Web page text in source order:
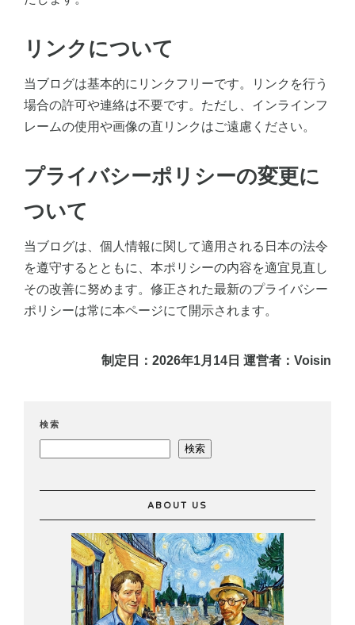
リンクについて
当ブログは基本的にリンクフリーです。リンクを行う
場合の許可や連絡は不要です。ただし、インラインフ
レームの使用や画像の直リンクはご遠慮ください。
プライバシーポリシーの変更に
ついて
当ブログは、個人情報に関して適用される日本の法令
を遵守するとともに、本ポリシーの内容を適宜見直し
その改善に努めます。修正された最新のプライバシー
ポリシーは常に本ページにて開示されます。
制定日：2026年1月14日 運営者：Voisin
検索
検索
ABOUT US